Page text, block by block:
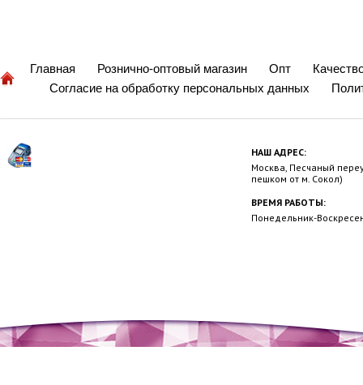
Главная Рознично-оптовый магазин Опт
Согласие на обработку персональных данных
НАШ АДРЕС:
Москва, Песчаный
пешком от м. Сокол)
ВРЕМЯ РАБОТЫ:
Понедельник-